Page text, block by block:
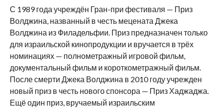
С 1989 года учреждён Гран-при фестиваля — Приз
Волджина, названный в честь мецената Джека
Волджина из Филадельфии. Приз предназначен только
для израильской кинопродукции и вручается в трёх
номинациях — полнометражный игровой фильм,
документальный фильм и короткометражный фильм.
После смерти Джека Волджина в 2010 году учрежден
новый приз в честь нового спонсора — Приз Хаджаджа.
Ещё один приз, вручаемый израильским